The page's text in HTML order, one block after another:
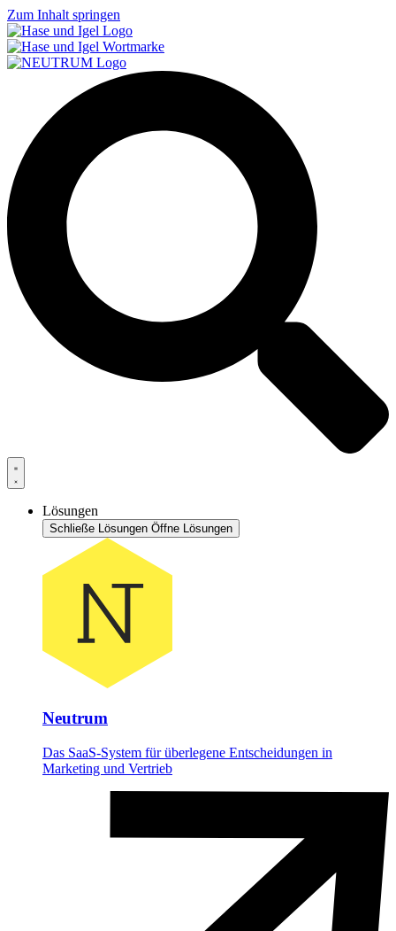
Zum Inhalt springen
Lösungen
Schließe Lösungen Öffne Lösungen
Neutrum
Das SaaS-System für überlegene Entscheidungen in
Marketing und Vertrieb